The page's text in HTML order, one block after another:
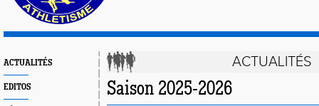
ACTUALITÉS
EDITOS
ACTUALITÉS
Saison 2025-2026